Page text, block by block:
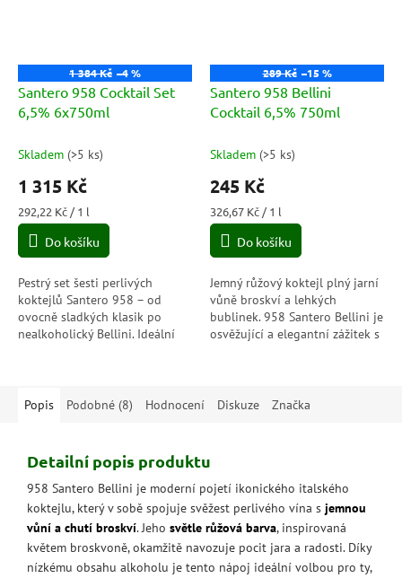
1 384 Kč –4 %
Santero 958 Cocktail Set
6,5% 6x750ml
Skladem (>5 ks)
1 315 Kč
Měrná
cena:
292,22 Kč / 1 l
Do košíku
Pestrý set šesti perlivých
koktejlů Santero 958 – od
ovocně sladkých klasik po
nealkoholický Bellini. Ideální
289 Kč –15 %
Santero 958 Bellini
Cocktail 6,5% 750ml
Skladem (>5 ks)
245 Kč
Měrná
cena:
326,67 Kč / 1 l
Do košíku
Jemný růžový koktejl plný jarní
vůně broskví a lehkých
bublinek. 958 Santero Bellini je
osvěžující a elegantní zážitek s
Popis Podobné (8) Hodnocení Diskuze Značka
Detailní popis produktu
958 Santero Bellini je moderní pojetí ikonického italského
koktejlu, který v sobě spojuje svěžest perlivého vína s jemnou
vůní a chutí broskví. Jeho světle růžová barva, inspirovaná
květem broskvoně, okamžitě navozuje pocit jara a radosti. Díky
nízkému obsahu alkoholu je tento nápoj ideální volbou pro ty,